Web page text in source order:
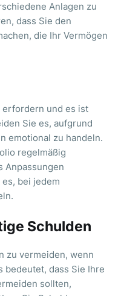
Anlagen zu
dass Sie den
die Ihr Vermögen
erfordern und es ist
Sie es, aufgrund
emotional zu handeln.
regelmäßig
Anpassungen
bei jedem
Schulden
zu vermeiden, wenn
bedeutet, dass Sie Ihre
sollten,